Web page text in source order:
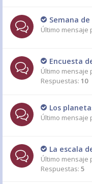
Semana
Último mensaje
Encuesta
Último mensaje
Respuestas: 10
Los
Último mensaje
La escala
Último mensaje
Respuestas: 5